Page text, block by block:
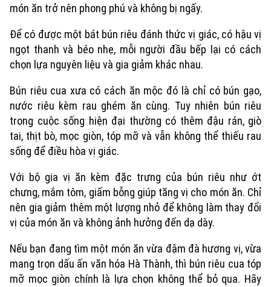
món ăn trở nên phong phú và không bị ngấy.
Để có được một bát bún riêu đánh thức vị giác, có hậu vị
ngọt thanh và béo nhẹ, mỗi người đầu bếp lại có cách
chọn lựa nguyên liệu và gia giảm khác nhau.
Bún riêu cua xưa có cách ăn mộc đó là chỉ có bún gạo,
nước riêu kèm rau ghém ăn cùng. Tuy nhiên bún riêu
trong cuộc sống hiện đại thường có thêm đậu rán, giò
tai, thịt bò, mọc giòn, tóp mỡ và vẫn không thể thiếu rau
sống để điều hòa vị giác.
Với bộ gia vị ăn kèm đặc trưng của bún riêu như ớt
chưng, mắm tôm, giấm bỗng giúp tăng vị cho món ăn. Chỉ
nên gia giảm thêm một lượng nhỏ để không làm thay đổi
vị của món ăn và không ảnh hưởng đến dạ dày.
Nếu bạn đang tìm một món ăn vừa đậm đà hương vị, vừa
mang trọn dấu ấn văn hóa Hà Thành, thì bún riêu cua tóp
mỡ mọc giòn chính là lựa chọn không thể bỏ qua. Hãy